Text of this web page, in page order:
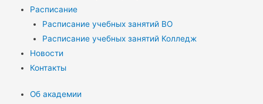
Расписание
Расписание учебных занятий ВО
Расписание учебных занятий Колледж
Новости
Контакты
Об академии